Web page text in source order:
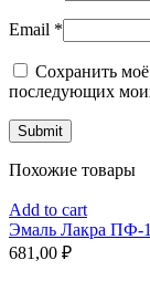
Email *
Сохранить моё
последующих
Похожие товары
Add to cart
Эмаль Лакра ПФ-
681,00 ₽